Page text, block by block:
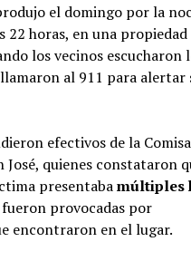
el domingo por la
22 horas, en una
los vecinos escucharon
al 911 para alertar
efectivos de la
José, quienes constataron
presentabamúltiples
fueron provocadas por
encontraron en el lugar.